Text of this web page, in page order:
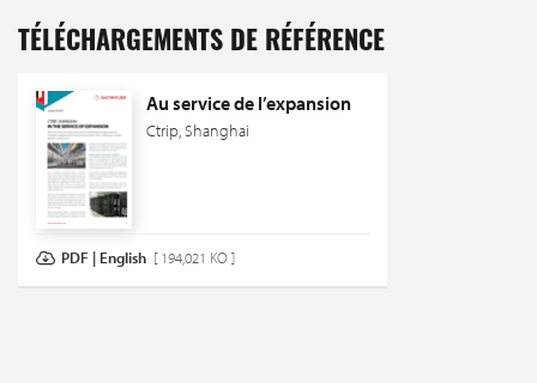
TÉLÉCHARGEMENTS DE RÉFÉRENCE
Au service de l’expansion
Ctrip, Shanghai
PDF | English [ 194,021 KO ]